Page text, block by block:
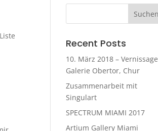
Recent Posts
10. März 2018 – Vernissage
Galerie Obertor, Chur
Zusammenarbeit mit
Singulart
SPECTRUM MIAMI 2017
Artium Gallery Miami